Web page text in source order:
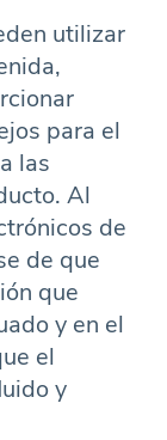
utilizar
para el
las
Al
de
de que
que
y en el
el
y